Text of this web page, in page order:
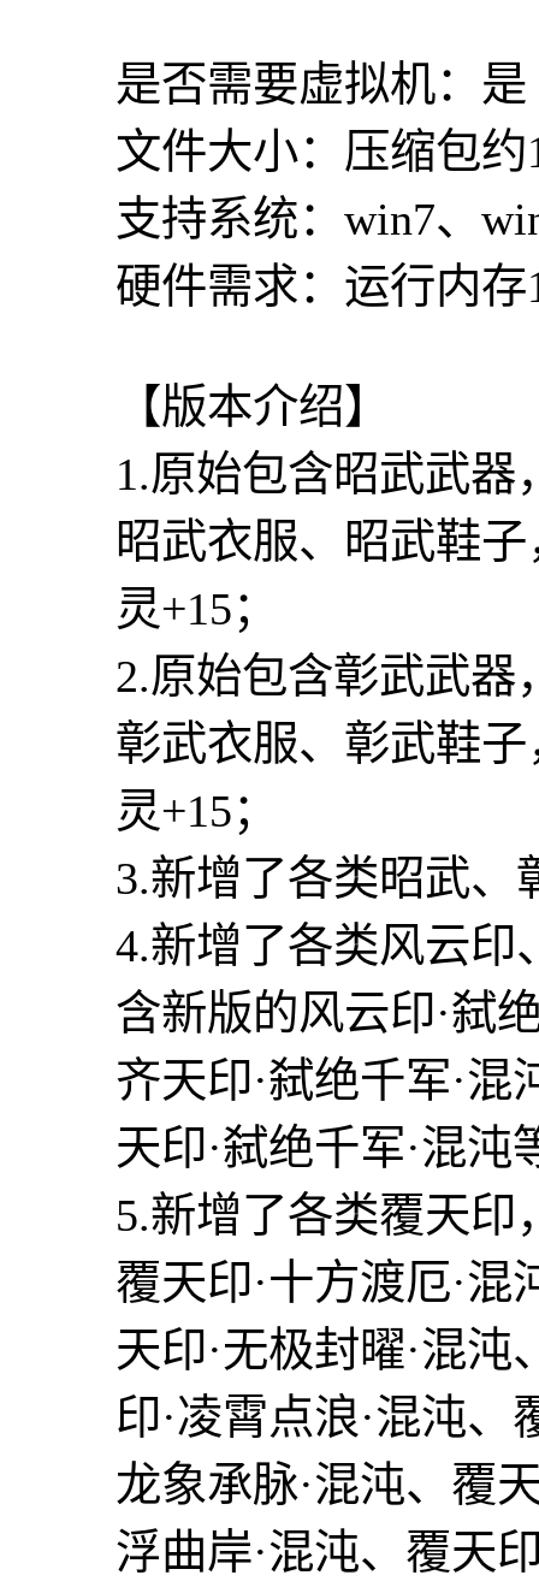
是否需要虚拟机：是
文件大小：压缩包约
支持系统：win7、
硬件需求：运行内存
【版本介绍】
1.原始包含昭武武器
昭武衣服、昭武鞋
灵+15；
2.原始包含彰武武器
彰武衣服、彰武鞋
灵+15；
3.新增了各类昭武、
4.新增了各类风云印
含新版的风云印·弑
齐天印·弑绝千军·混
天印·弑绝千军·混沌
5.新增了各类覆天印
覆天印·十方渡厄·混
天印·无极封曜·混沌
印·凌霄点浪·混沌、
龙象承脉·混沌、覆
浮曲岸·混沌、覆天